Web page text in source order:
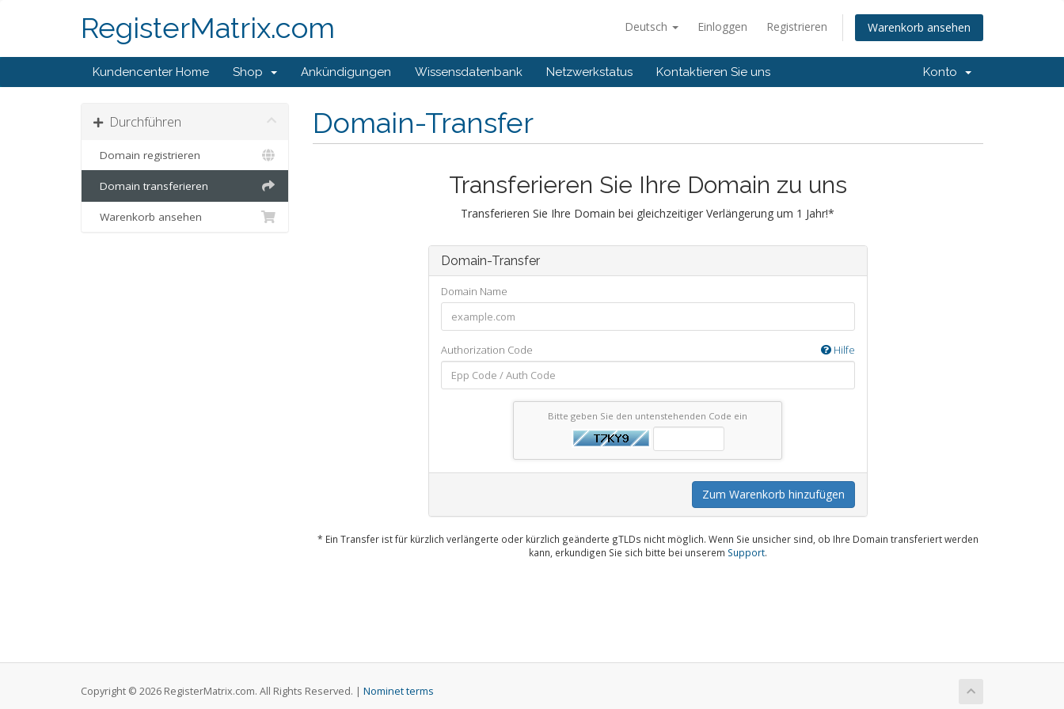
Deutsch Einloggen Registrieren Warenkorb ansehen
RegisterMatrix.com
Kundencenter Home Shop Ankündigungen Wissensdatenbank Netzwerkstatus Kontaktieren Sie uns Konto
Domain-Transfer
Durchführen
Domain registrieren
Domain transferieren
Warenkorb ansehen
Transferieren Sie Ihre Domain zu uns
Transferieren Sie Ihre Domain bei gleichzeitiger Verlängerung um 1 Jahr!*
Domain-Transfer
Domain Name
Authorization Code Hilfe
Bitte geben Sie den untenstehenden Code ein
Zum Warenkorb hinzufügen
* Ein Transfer ist für kürzlich verlängerte oder kürzlich geänderte gTLDs nicht möglich. Wenn Sie unsicher sind, ob Ihre Domain transferiert werden
kann, erkundigen Sie sich bitte bei unserem Support.
Copyright © 2026 RegisterMatrix.com. All Rights Reserved. | Nominet terms